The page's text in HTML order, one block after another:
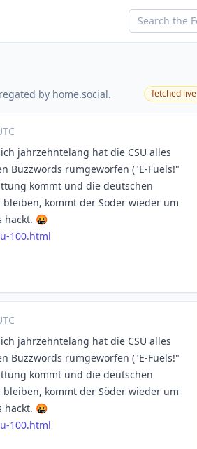
by home.social. fetched live
jahrzehntelang hat die CSU alles
Buzzwords rumgeworfen ("E-Fuels!"
kommt und die deutschen
kommt der Söder wieder um
hackt. 🤬
100.html
jahrzehntelang hat die CSU alles
Buzzwords rumgeworfen ("E-Fuels!"
kommt und die deutschen
kommt der Söder wieder um
hackt. 🤬
100.html